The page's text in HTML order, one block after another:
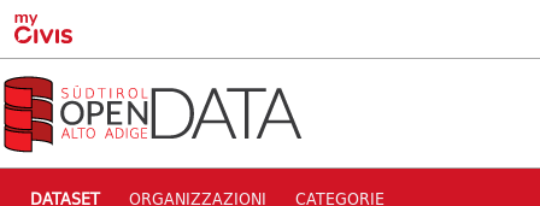
Skip to main content
DATASET ORGANIZZAZIONI CATEGORIE